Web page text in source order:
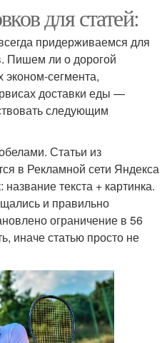
для статей:
придерживаемся для
Пишем ли о дорогой
сегмента,
доставки еды —
следующим
Статьи из
в Рекламной сети Яндекса
текста + картинка.
и правильно
ограничение в 56
иначе статью просто не